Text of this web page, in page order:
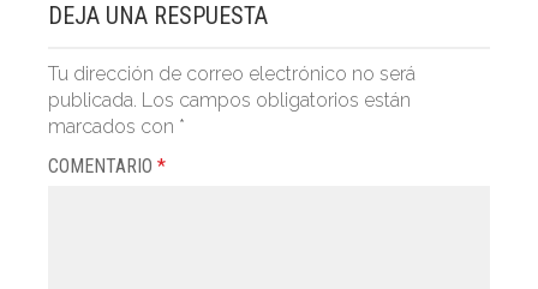
DEJA UNA RESPUESTA
Tu dirección de correo electrónico no será
publicada. Los campos obligatorios están
marcados con *
COMENTARIO *